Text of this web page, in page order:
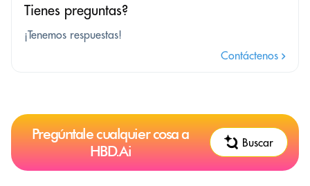
Tienes preguntas?
¡Tenemos respuestas!
Contáctenos
Pregúntale cualquier cosa a
HBD.Ai
Buscar